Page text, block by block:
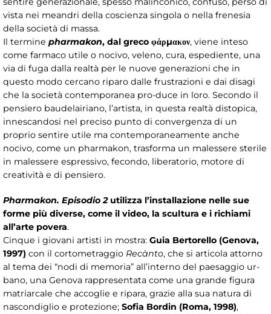
vista nei meandri della coscienza singola o nella frenesia
della società di massa.
Il termine pharmakon, dal greco φάρμακον, viene inteso
come farmaco utile o nocivo, veleno, cura, espediente, una
via di fuga dalla realtà per le nuove generazioni che in
questo modo cercano riparo dalle frustrazioni e dai disagi
che la società contemporanea pro-duce in loro. Secondo il
pensiero baudelairiano, l’artista, in questa realtà distopica,
innescandosi nel preciso punto di convergenza di un
proprio sentire utile ma contemporaneamente anche
nocivo, come un pharmakon, trasforma un malessere sterile
in malessere espressivo, fecondo, liberatorio, motore di
creatività e di pensiero.
Pharmakon. Episodio 2utilizza l’installazione nelle sue
forme più diverse, come il video, la scultura e i richiami
all’arte povera.
Cinque i giovani artisti in mostra: Guia Bertorello (Genova,
1997) con il cortometraggio Recànto, che si articola attorno
al tema dei “nodi di memoria” all’interno del paesaggio ur-
bano, una Genova rappresentata come una grande figura
matriarcale che accoglie e ripara, grazie alla sua natura di
nascondiglio e protezione; Sofia Bordin (Roma, 1998),